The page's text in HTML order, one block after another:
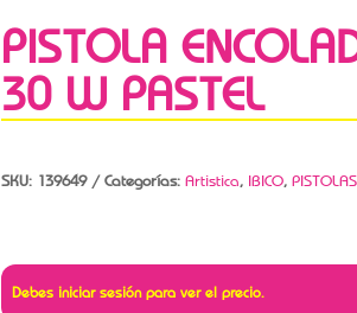
PISTOLA
30 W PASTEL
SKU: 139649 Categorías: Artistica, IBICO, PISTOLAS
Debes iniciar sesión para ver el precio.